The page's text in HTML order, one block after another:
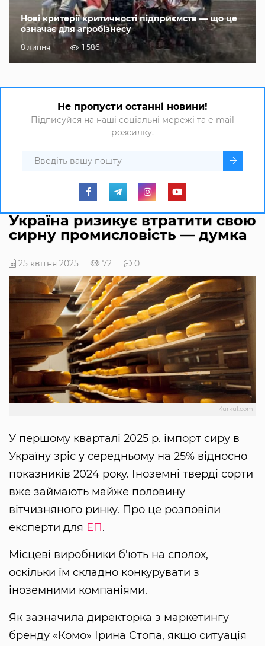
Нові критерії критичності підприємств — що це
означає для агробізнесу
8 липня 1 586
Не пропусти останні новини!
Підписуйся на наші соціальні мережі та e-mail
розсилку.
Україна ризикує втратити свою
сирну промисловість — думка
25 квітня 2025 72 0
Kurkul.com
У першому кварталі 2025 р. імпорт сиру в
Україну зріс у середньому на 25% відносно
показників 2024 року. Іноземні тверді сорти
вже займають майже половину
вітчизняного ринку. Про це розповіли
експерти для ЕП.
Місцеві виробники б'ють на сполох,
оскільки їм складно конкурувати з
іноземними компаніями.
Як зазначила директорка з маркетингу
бренду «Комо» Ірина Стопа, якщо ситуація